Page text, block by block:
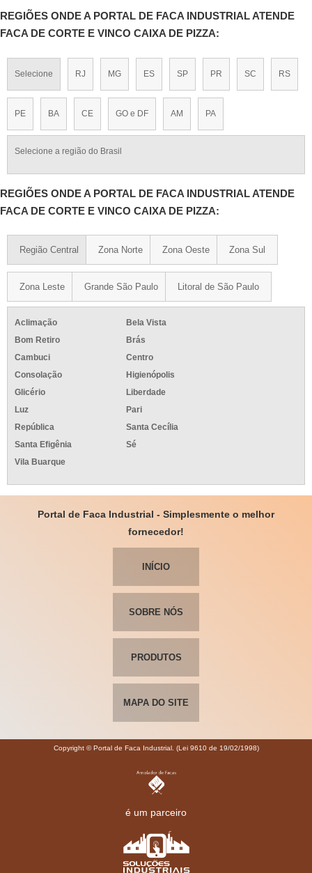
REGIÕES ONDE A PORTAL DE FACA INDUSTRIAL ATENDE
FACA DE CORTE E VINCO CAIXA DE PIZZA:
Selecione RJ MG ES SP PR SC RS
PE BA CE GO e DF AM PA
Selecione a região do Brasil
REGIÕES ONDE A PORTAL DE FACA INDUSTRIAL ATENDE
FACA DE CORTE E VINCO CAIXA DE PIZZA:
Região Central Zona Norte Zona Oeste Zona Sul
Zona Leste Grande São Paulo Litoral de São Paulo
Aclimação
Bela Vista
Bom Retiro
Brás
Cambuci
Centro
Consolação
Higienópolis
Glicério
Liberdade
Luz
Pari
República
Santa Cecília
Santa Efigênia
Sé
Vila Buarque
Portal de Faca Industrial - Simplesmente o melhor
fornecedor!
INÍCIO
SOBRE NÓS
PRODUTOS
MAPA DO SITE
Copyright © Portal de Faca Industrial. (Lei 9610 de 19/02/1998)
é um parceiro